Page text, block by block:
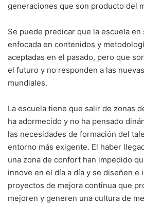
generaciones que son producto del
Se puede predicar que la escuela
enfocada en contenidos y
aceptadas en el pasado, pero que
el futuro y no responden a las
mundiales.
La escuela tiene que salir de zonas
ha adormecido y no ha pensado
las necesidades de formación del
entorno más exigente. El haber
una zona de confort han impedido
innove en el día a día y se diseñen e
proyectos de mejora continua que
mejoren y generen una cultura de